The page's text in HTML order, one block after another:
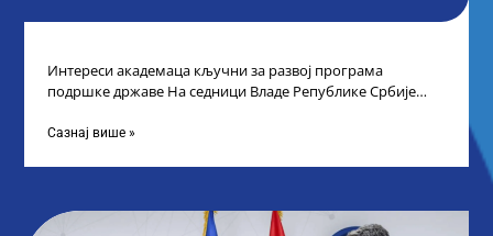
Интереси академаца кључни за развој програма
подршке државе На седници Владе Републике Србије
Сазнај више »